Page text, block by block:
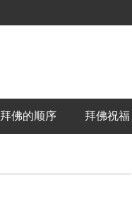
拜佛的顺序 拜佛祝福